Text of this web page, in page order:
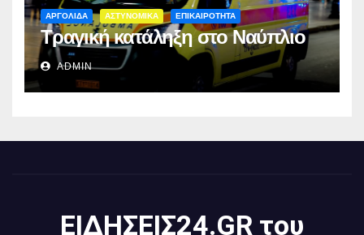
ΑΡΓΟΛΙΔΑ ΑΣΤΥΝΟΜΙΚΑ ΕΠΙΚΑΙΡΟΤΗΤΑ
Τραγική κατάληξη στο Ναύπλιο
ADMIN
ΕΙΔΗΣΕΙΣ24.GR του